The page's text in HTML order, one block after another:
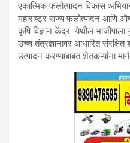
एकात्मिक फलोत्पादन विकास
महाराष्ट्र राज्य फलोत्पादन आणि
कृषि विज्ञान केंद्र येथील भाजीपाला
उच्च तंत्रज्ञानावर आधारित संरक्षित
उत्पादन करण्याबाबत शेतकऱ्यांना